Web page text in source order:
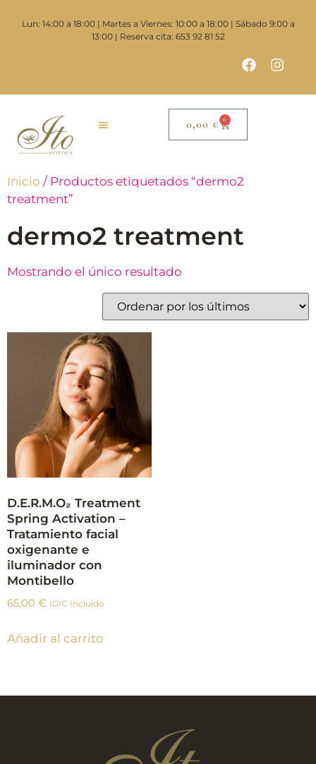
Lun: 14:00 a 18:00 | Martes a Viernes: 10:00 a 18:00 | Sábado 9:00 a
13:00 | Reserva cita: 653 92 81 52
0,00 € 0
Inicio / Productos etiquetados “dermo2
treatment”
dermo2 treatment
Mostrando el único resultado
D.E.R.M.O₂ Treatment
Spring Activation –
Tratamiento facial
oxigenante e
iluminador con
Montibello
65,00 € IGIC Incluido
Añadir al carrito